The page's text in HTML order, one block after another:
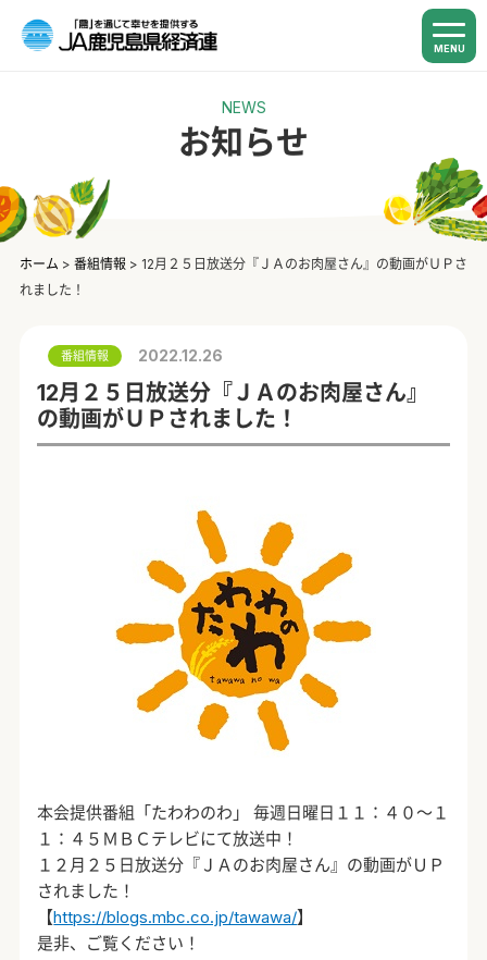
MENU
NEWS
お知らせ
ホーム > 番組情報 > 12月２５日放送分『ＪＡのお肉屋さん』の動画がＵＰさ
れました！
番組情報 2022.12.26
12月２５日放送分『ＪＡのお肉屋さん』
の動画がＵＰされました！
本会提供番組「たわわのわ」 毎週日曜日１１：４０～１
１：４５ＭＢＣテレビにて放送中！
１２月２５日放送分『ＪＡのお肉屋さん』の動画がＵＰ
されました！
【https://blogs.mbc.co.jp/tawawa/】
是非、ご覧ください！